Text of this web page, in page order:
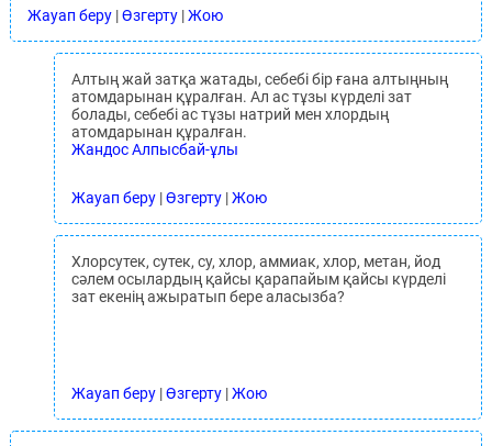
Жауап беру|Өзгерту|Жою
Алтың жай затқа жатады, себебі бір ғана алтыңның
атомдарынан құралған. Ал ас тұзы күрделі зат
болады, себебі ас тұзы натрий мен хлордың
атомдарынан құралған.
Жандос Алпысбай-ұлы
Жауап беру|Өзгерту|Жою
Хлорсутек, сутек, су, хлор, аммиак, хлор, метан, йод
сәлем осылардың қайсы қарапайым қайсы күрделі
зат екенің ажыратып бере аласызба?
Жауап беру|Өзгерту|Жою